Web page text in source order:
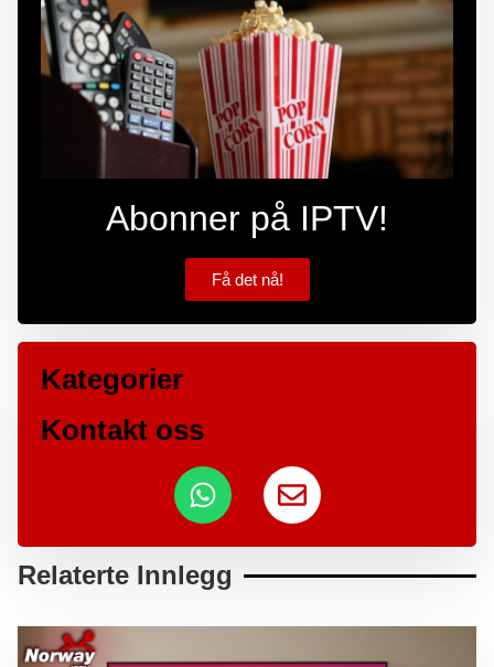
Abonner på IPTV!
Få det nå!
Kategorier
Kontakt oss
Relaterte Innlegg